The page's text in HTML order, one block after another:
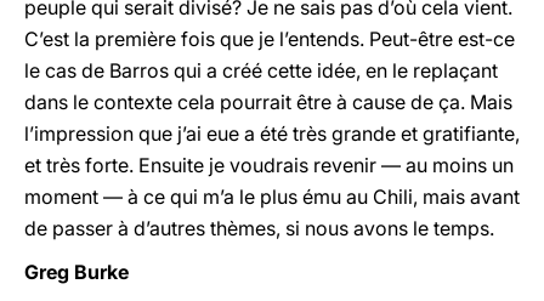
peuple qui serait divisé? Je ne sais pas d’où cela vient.
C’est la première fois que je l’entends. Peut-être est-ce
le cas de Barros qui a créé cette idée, en le replaçant
dans le contexte cela pourrait être à cause de ça. Mais
l’impression que j’ai eue a été très grande et gratifiante,
et très forte. Ensuite je voudrais revenir — au moins un
moment — à ce qui m’a le plus ému au Chili, mais avant
de passer à d’autres thèmes, si nous avons le temps.
Greg Burke